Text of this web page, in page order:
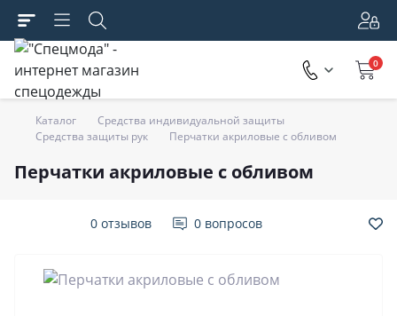
0
Каталог
Средства индивидуальной защиты
Средства защиты рук
Перчатки акриловые с обливом
Перчатки акриловые с обливом
0 отзывов 0 вопросов